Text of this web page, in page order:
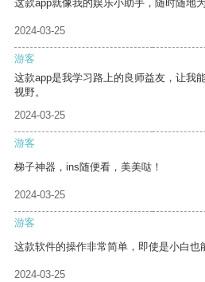
这款app就像我的娱乐小助手，随时随地
2024-03-25
游客
这款app是我学习路上的良师益友，让我
视野。
2024-03-25
游客
梯子神器，ins随便看，美美哒！
2024-03-25
游客
这款软件的操作非常简单，即使是小白也
2024-03-25